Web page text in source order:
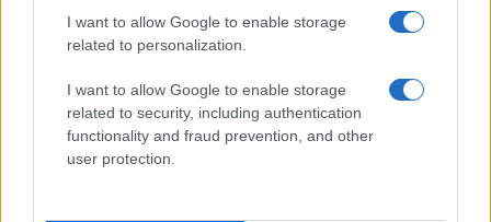
I want to allow Google to enable storage
related to personalization.
I want to allow Google to enable storage
related to security, including authentication
functionality and fraud prevention, and other
user protection.